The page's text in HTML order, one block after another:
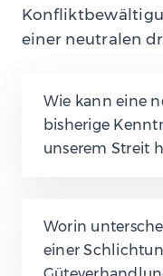
einer neutralen
Wie kann eine
bisherige
unserem Streit
Worin
einer